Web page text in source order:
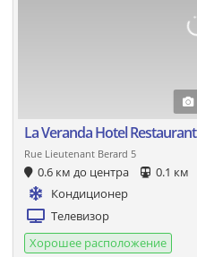
La Veranda Hotel Restaurant
Rue Lieutenant Berard 5
0.6 км до центра 0.1 км
Кондиционер
Телевизор
Хорошее расположение